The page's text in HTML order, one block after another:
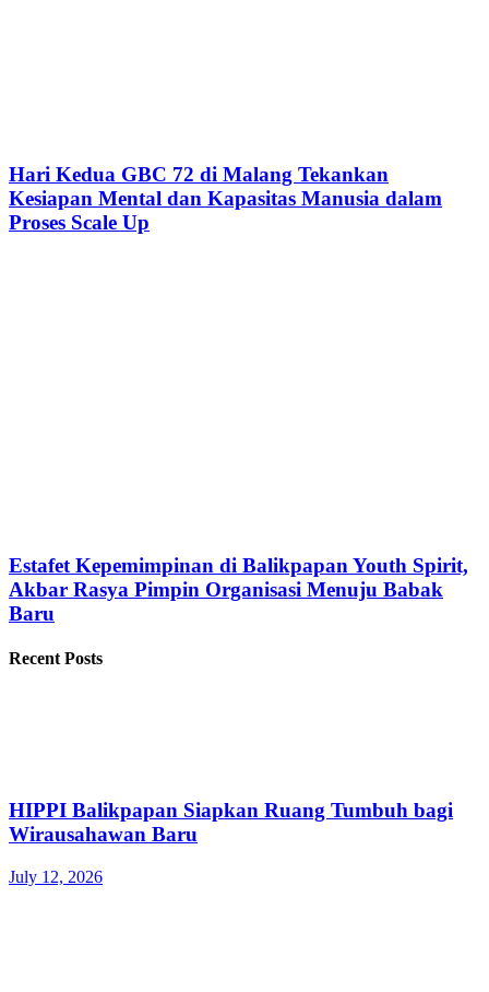
Hari Kedua GBC 72 di Malang Tekankan
Kesiapan Mental dan Kapasitas Manusia dalam
Proses Scale Up
Estafet Kepemimpinan di Balikpapan Youth Spirit,
Akbar Rasya Pimpin Organisasi Menuju Babak
Baru
Recent Posts
HIPPI Balikpapan Siapkan Ruang Tumbuh bagi
Wirausahawan Baru
July 12, 2026